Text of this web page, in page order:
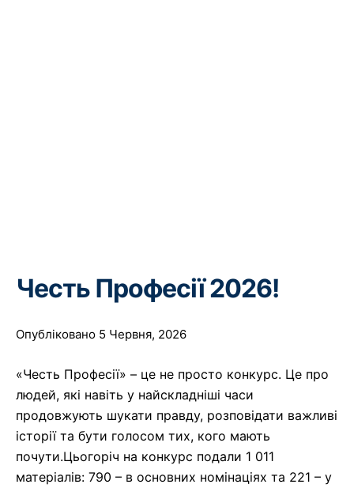
Честь Професії 2026!
Опубліковано 5 Червня, 2026
«Честь Професії» – це не просто конкурс. Це про
людей, які навіть у найскладніші часи
продовжують шукати правду, розповідати важливі
історії та бути голосом тих, кого мають
почути.Цьогоріч на конкурс подали 1 011
матеріалів: 790 – в основних номінаціях та 221 – у